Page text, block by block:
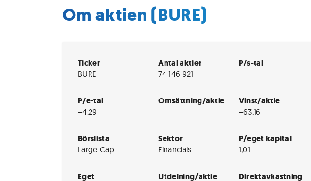
Om aktien (BURE)
Ticker
BURE
Antal aktier
74 146 921
P/s-tal
P/e-tal
−4,29
Omsättning/aktie Vinst/aktie
−63,16
Börslista
Large Cap
Sektor
Financials
P/eget kapital
1,01
Eget
Utdelning/aktie Direktavkastning